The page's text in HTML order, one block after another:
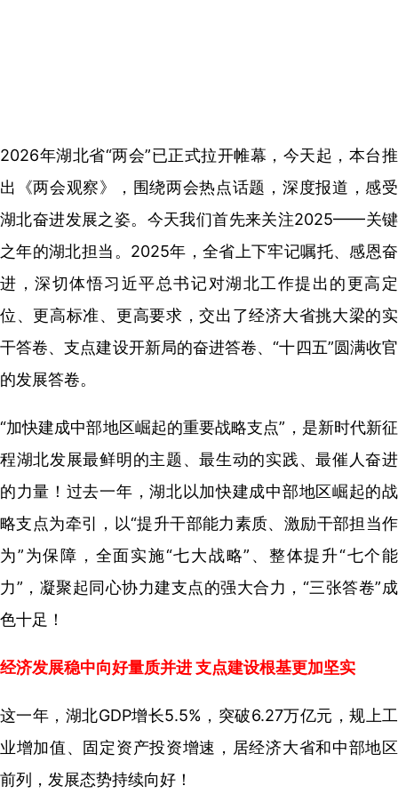
2026年湖北省“两会”已正式拉开帷幕，今天起，本台推
出《两会观察》，围绕两会热点话题，深度报道，感受
湖北奋进发展之姿。今天我们首先来关注2025——关键
之年的湖北担当。2025年，全省上下牢记嘱托、感恩奋
进，深切体悟习近平总书记对湖北工作提出的更高定
位、更高标准、更高要求，交出了经济大省挑大梁的实
干答卷、支点建设开新局的奋进答卷、“十四五”圆满收官
的发展答卷。
“加快建成中部地区崛起的重要战略支点”，是新时代新征
程湖北发展最鲜明的主题、最生动的实践、最催人奋进
的力量！过去一年，湖北以加快建成中部地区崛起的战
略支点为牵引，以“提升干部能力素质、激励干部担当作
为”为保障，全面实施“七大战略”、整体提升“七个能
力”，凝聚起同心协力建支点的强大合力，“三张答卷”成
色十足！
经济发展稳中向好量质并进 支点建设根基更加坚实
这一年，湖北GDP增长5.5%，突破6.27万亿元，规上工
业增加值、固定资产投资增速，居经济大省和中部地区
前列，发展态势持续向好！